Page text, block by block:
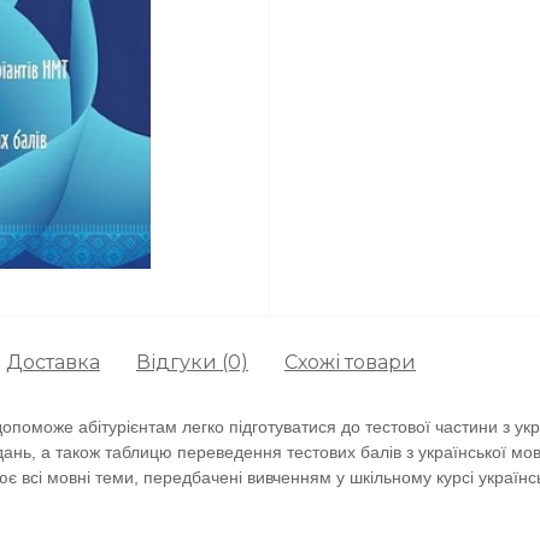
Доставка Відгуки (0) Схожі товари
абітурієнтам легко підготуватися до тестової частини з
а також таблицю переведення тестових балів з української
всі мовні теми, передбачені вивченням у шкільному курсі